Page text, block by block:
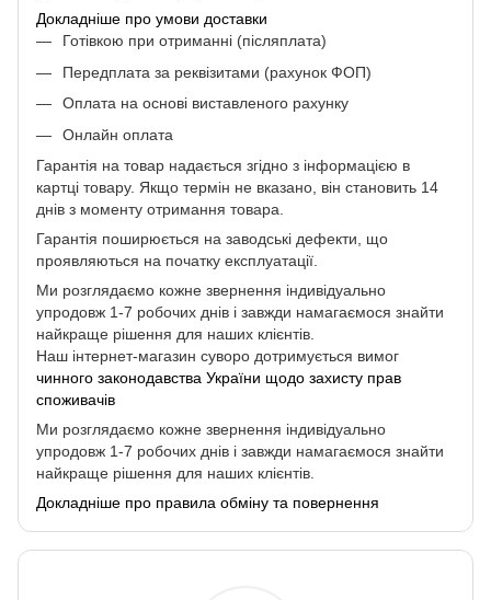
Докладніше про умови доставки
Готівкою при отриманні (післяплата)
Передплата за реквізитами (рахунок ФОП)
Оплата на основі виставленого рахунку
Онлайн оплата
Гарантія на товар надається згідно з інформацією в
картці товару. Якщо термін не вказано, він становить 14
днів з моменту отримання товара.
Гарантія поширюється на заводські дефекти, що
проявляються на початку експлуатації.
Ми розглядаємо кожне звернення індивідуально
упродовж 1-7 робочих днів і завжди намагаємося знайти
найкраще рішення для наших клієнтів.
Наш інтернет-магазин суворо дотримується вимог
чинного законодавства України щодо захисту прав
споживачів
Ми розглядаємо кожне звернення індивідуально
упродовж 1-7 робочих днів і завжди намагаємося знайти
найкраще рішення для наших клієнтів.
Докладніше про правила обміну та повернення